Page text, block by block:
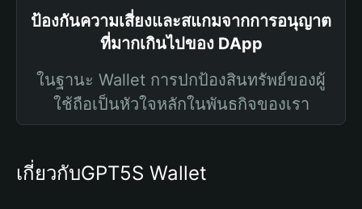
ป้องกันความเสี่ยงและสแกมจากการอนุญาต
ที่มากเกินไปของ DApp
ในฐานะ Wallet การปกป้องสินทรัพย์ของผู้
ใช้ถือเป็นหัวใจหลักในพันธกิจของเรา
เกี่ยวกับGPT5S Wallet